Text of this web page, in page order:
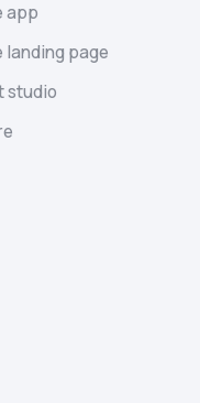
app
landing page
studio